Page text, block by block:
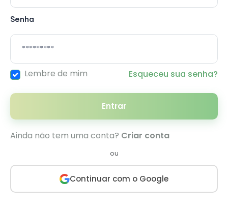
Senha
Lembre de mim Esqueceu sua senha?
Entrar
Ainda não tem uma conta? Criar conta
ou
Continuar com o Google